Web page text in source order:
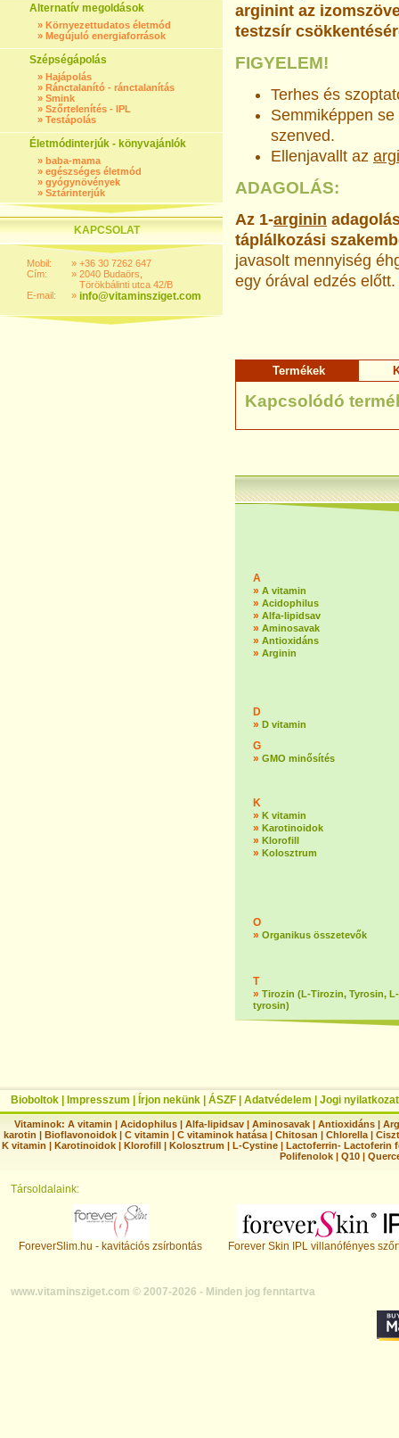
Alternatív megoldások
» Környezettudatos életmód
» Megújuló energiaforrások
Szépségápolás
» Hajápolás
» Ránctalanító - ránctalanítás
» Smink
» Szőrtelenítés - IPL
» Testápolás
Életmódinterjúk - könyvajánlók
» baba-mama
» egészséges életmód
» gyógynövények
» Sztárinterjúk
KAPCSOLAT
Mobil:
Cím:
E-mail:
»
»
»
+36 30 7262 647
2040 Budaörs,
Törökbálinti utca 42/B
info@vitaminsziget.com
arginint az
testzsír
FIGYELEM!
Terhes és
Semmiképpen
szenved.
Ellenjavallt az
ADAGOLÁS:
Az 1-arginin
táplálkozási
javasolt mennyiség
egy órával edzés előtt.
Termékek
Kapcsolódó
A
» A vitamin
» Acidophilus
» Alfa-lipidsav
» Aminosavak
» Antioxidáns
» Arginin
D
» D vitamin
G
» GMO minősítés
K
» K vitamin
» Karotinoidok
» Klorofill
» Kolosztrum
O
» Organikus összetevők
T
» Tirozin (L-Tirozin, Tyrosin, L-
tyrosin)
Bioboltok Impresszum Írjon nekünk ÁSZF Adatvédelem Jogi nyilatkozat
Vitaminok: A vitamin |Acidophilus |Alfa-lipidsav |Aminosavak |Antioxidáns |
karotin | Bioflavonoidok | C vitamin | C vitaminok hatása | Chitosan | Chlorella |
K vitamin | Karotinoidok | Klorofill | Kolosztrum | L-Cystine | Lactoferrin- Lactoferin
Polifenolok |Q10 |
Társoldalaink:
ForeverSlim.hu - kavitációs zsírbontás Forever Skin IPL villanófényes
www.vitaminsziget.com © 2007-2026 - Minden jog fenntartva